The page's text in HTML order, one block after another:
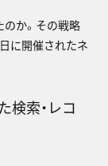
か。その戦略
に開催されたネ
検索・レコ